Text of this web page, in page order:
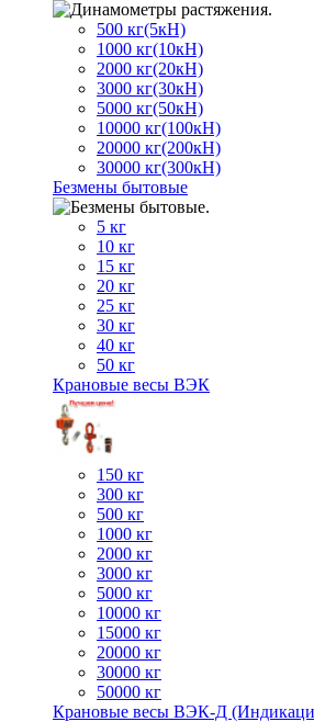
500 кг(5кН)
1000 кг(10кН)
2000 кг(20кН)
3000 кг(30кН)
5000 кг(50кН)
10000 кг(100кН)
20000 кг(200кН)
30000 кг(300кН)
Безмены бытовые
5 кг
10 кг
15 кг
20 кг
25 кг
30 кг
40 кг
50 кг
Крановые весы ВЭК
150 кг
300 кг
500 кг
1000 кг
2000 кг
3000 кг
5000 кг
10000 кг
15000 кг
20000 кг
30000 кг
50000 кг
Крановые весы ВЭК-Д